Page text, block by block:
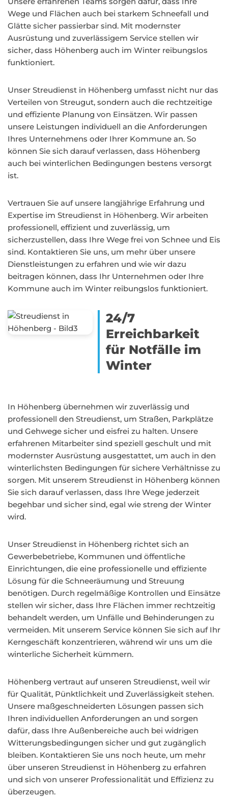
Wege und Flächen auch bei starkem Schneefall und
Glätte sicher passierbar sind. Mit modernster
Ausrüstung und zuverlässigem Service stellen wir
sicher, dass Höhenberg auch im Winter reibungslos
funktioniert.
Unser Streudienst in Höhenberg umfasst nicht nur das
Verteilen von Streugut, sondern auch die rechtzeitige
und effiziente Planung von Einsätzen. Wir passen
unsere Leistungen individuell an die Anforderungen
Ihres Unternehmens oder Ihrer Kommune an. So
können Sie sich darauf verlassen, dass Höhenberg
auch bei winterlichen Bedingungen bestens versorgt
ist.
Vertrauen Sie auf unsere langjährige Erfahrung und
Expertise im Streudienst in Höhenberg. Wir arbeiten
professionell, effizient und zuverlässig, um
sicherzustellen, dass Ihre Wege frei von Schnee und Eis
sind. Kontaktieren Sie uns, um mehr über unsere
Dienstleistungen zu erfahren und wie wir dazu
beitragen können, dass Ihr Unternehmen oder Ihre
Kommune auch im Winter reibungslos funktioniert.
24/7
Erreichbarkeit
für Notfälle im
Winter
In Höhenberg übernehmen wir zuverlässig und
professionell den Streudienst, um Straßen, Parkplätze
und Gehwege sicher und eisfrei zu halten. Unsere
erfahrenen Mitarbeiter sind speziell geschult und mit
modernster Ausrüstung ausgestattet, um auch in den
winterlichsten Bedingungen für sichere Verhältnisse zu
sorgen. Mit unserem Streudienst in Höhenberg können
Sie sich darauf verlassen, dass Ihre Wege jederzeit
begehbar und sicher sind, egal wie streng der Winter
wird.
Unser Streudienst in Höhenberg richtet sich an
Gewerbebetriebe, Kommunen und öffentliche
Einrichtungen, die eine professionelle und effiziente
Lösung für die Schneeräumung und Streuung
benötigen. Durch regelmäßige Kontrollen und Einsätze
stellen wir sicher, dass Ihre Flächen immer rechtzeitig
behandelt werden, um Unfälle und Behinderungen zu
vermeiden. Mit unserem Service können Sie sich auf Ihr
Kerngeschäft konzentrieren, während wir uns um die
winterliche Sicherheit kümmern.
Höhenberg vertraut auf unseren Streudienst, weil wir
für Qualität, Pünktlichkeit und Zuverlässigkeit stehen.
Unsere maßgeschneiderten Lösungen passen sich
Ihren individuellen Anforderungen an und sorgen
dafür, dass Ihre Außenbereiche auch bei widrigen
Witterungsbedingungen sicher und gut zugänglich
bleiben. Kontaktieren Sie uns noch heute, um mehr
über unseren Streudienst in Höhenberg zu erfahren
und sich von unserer Professionalität und Effizienz zu
überzeugen.